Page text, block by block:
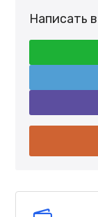
Написать